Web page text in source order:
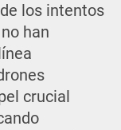
los intentos
han
crucial